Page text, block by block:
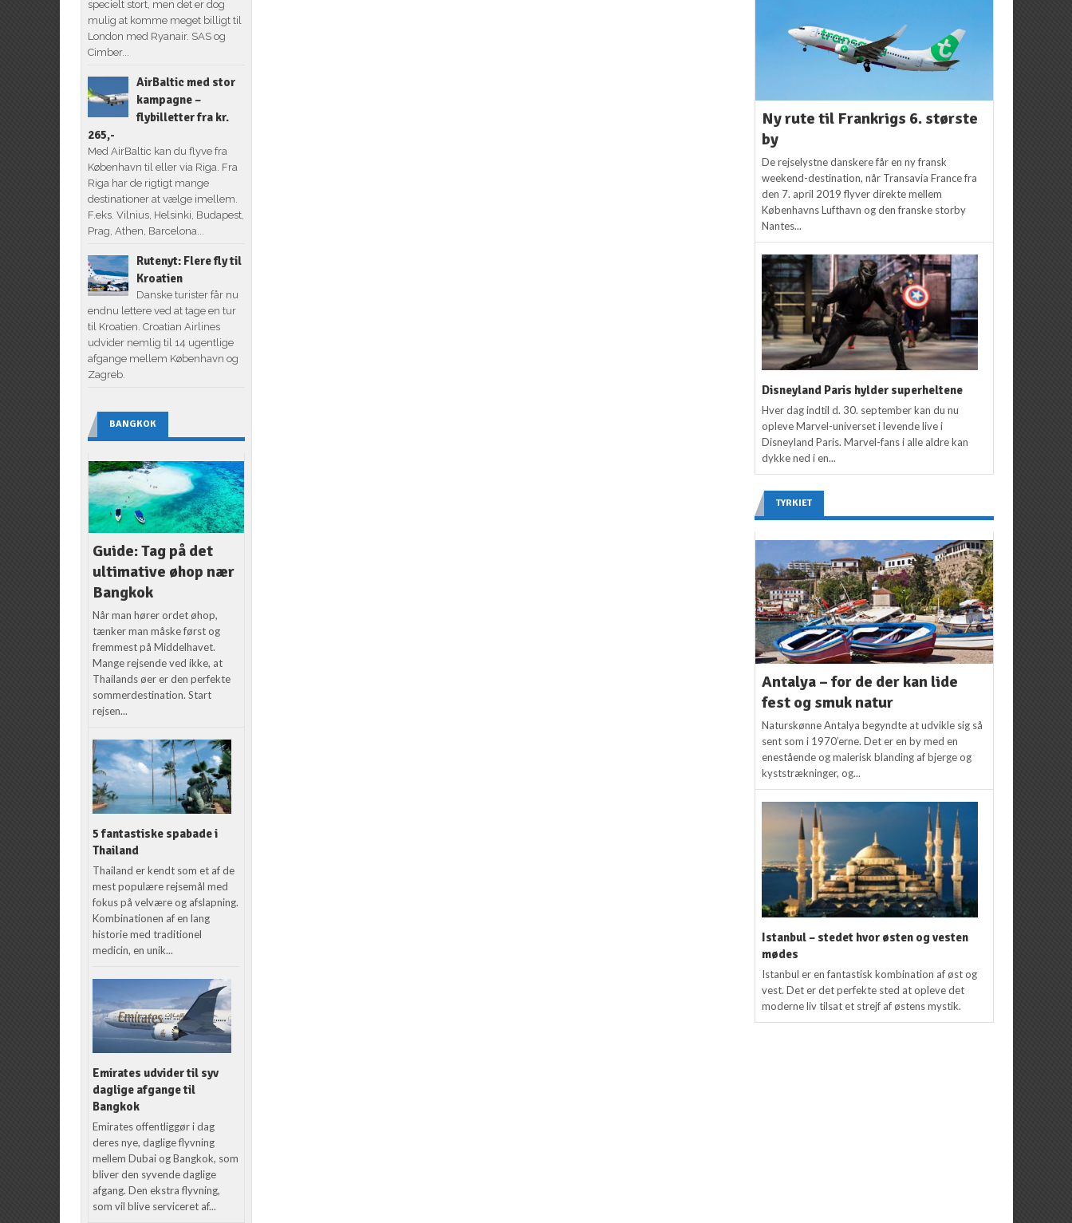
specielt stort, men det er dog
mulig at komme meget billigt til
London med Ryanair. SAS og
Cimber...
AirBaltic med stor
kampagne –
flybilletter fra kr.
265,-
Med AirBaltic kan du flyve fra
København til eller via Riga. Fra
Riga har de rigtigt mange
destinationer at vælge imellem.
F.eks. Vilnius, Helsinki, Budapest,
Prag, Athen, Barcelona...
Rutenyt: Flere fly til
Kroatien
Danske turister får nu
endnu lettere ved at tage en tur
til Kroatien. Croatian Airlines
udvider nemlig til 14 ugentlige
afgange mellem København og
Zagreb.
BANGKOK
Guide: Tag på det
ultimative øhop nær
Bangkok
Når man hører ordet øhop,
tænker man måske først og
fremmest på Middelhavet.
Mange rejsende ved ikke, at
Thailands øer er den perfekte
sommerdestination. Start
rejsen...
5 fantastiske spabade i
Thailand
Thailand er kendt som et af de
mest populære rejsemål med
fokus på velvære og afslapning.
Kombinationen af en lang
historie med traditionel
medicin, en unik...
Emirates udvider til syv
daglige afgange til
Bangkok
Emirates offentliggør i dag
deres nye, daglige flyvning
mellem Dubai og Bangkok, som
bliver den syvende daglige
afgang. Den ekstra flyvning,
som vil blive serviceret af...
Ny rute til Frankrigs 6. største
by
De rejselystne danskere får en ny fransk
weekend-destination, når Transavia France fra
den 7. april 2019 flyver direkte mellem
Københavns Lufthavn og den franske storby
Nantes...
Disneyland Paris hylder superheltene
Hver dag indtil d. 30. september kan du nu
opleve Marvel-universet i levende live i
Disneyland Paris. Marvel-fans i alle aldre kan
dykke ned i en...
TYRKIET
Antalya – for de der kan lide
fest og smuk natur
Naturskønne Antalya begyndte at udvikle sig så
sent som i 1970’erne. Det er en by med en
enestående og malerisk blanding af bjerge og
kyststrækninger, og...
Istanbul – stedet hvor østen og vesten
mødes
Istanbul er en fantastisk kombination af øst og
vest. Det er det perfekte sted at opleve det
moderne liv tilsat et strejf af østens mystik.